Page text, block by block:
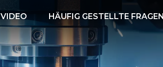
VIDEO HÄUFIG GESTELLTE FRAGEN